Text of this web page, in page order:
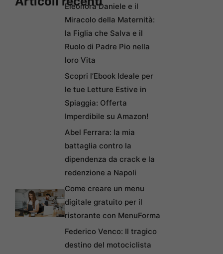
Eleonora Daniele e il
Miracolo della Maternità:
la Figlia che Salva e il
Ruolo di Padre Pio nella
loro Vita
Scopri l’Ebook Ideale per
le tue Letture Estive in
Spiaggia: Offerta
Imperdibile su Amazon!
Abel Ferrara: la mia
battaglia contro la
dipendenza da crack e la
redenzione a Napoli
Come creare un menu
digitale gratuito per il
ristorante con MenuForma
Federico Venco: Il tragico
destino del motociclista